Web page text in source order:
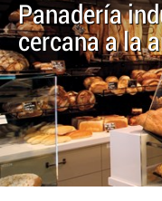
Panadería
cercana a la